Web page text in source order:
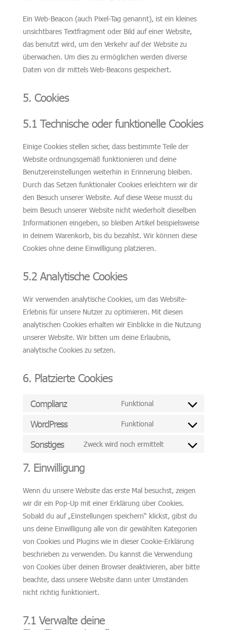
Ein Web-Beacon (auch Pixel-Tag genannt), ist ein kleines
unsichtbares Textfragment oder Bild auf einer Website,
das benutzt wird, um den Verkehr auf der Website zu
überwachen. Um dies zu ermöglichen werden diverse
Daten von dir mittels Web-Beacons gespeichert.
5. Cookies
5.1 Technische oder funktionelle Cookies
Einige Cookies stellen sicher, dass bestimmte Teile der
Website ordnungsgemäß funktionieren und deine
Benutzereinstellungen weiterhin in Erinnerung bleiben.
Durch das Setzen funktionaler Cookies erleichtern wir dir
den Besuch unserer Website. Auf diese Weise musst du
beim Besuch unserer Website nicht wiederholt dieselben
Informationen eingeben, so bleiben Artikel beispielsweise
in deinem Warenkorb, bis du bezahlst. Wir können diese
Cookies ohne deine Einwilligung platzieren.
5.2 Analytische Cookies
Wir verwenden analytische Cookies, um das Website-
Erlebnis für unsere Nutzer zu optimieren. Mit diesen
analytischen Cookies erhalten wir Einblicke in die Nutzung
unserer Website. Wir bitten um deine Erlaubnis,
analytische Cookies zu setzen.
6. Platzierte Cookies
Complianz Funktional
complianz
WordPress Funktional
to
Sonstiges Zweck wird noch ermittelt
Consent
sonstiges
7. Einwilligung
Wenn du unsere Website das erste Mal besuchst, zeigen
wir dir ein Pop-Up mit einer Erklärung über Cookies.
Sobald du auf „Einstellungen speichern“ klickst, gibst du
uns deine Einwilligung alle von dir gewählten Kategorien
von Cookies und Plugins wie in dieser Cookie-Erklärung
beschrieben zu verwenden. Du kannst die Verwendung
von Cookies über deinen Browser deaktivieren, aber bitte
beachte, dass unsere Website dann unter Umständen
nicht richtig funktioniert.
7.1 Verwalte deine